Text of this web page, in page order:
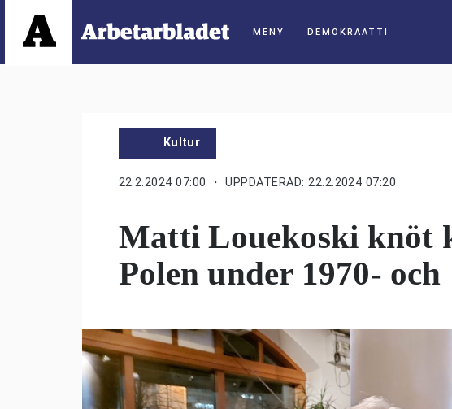
DEMOKRAATTI
Kultur
22.2.2024 07:00 ・ UPPDATERAD: 22.2.2024 07:20
Matti Louekoski knöt
Polen under 1970-